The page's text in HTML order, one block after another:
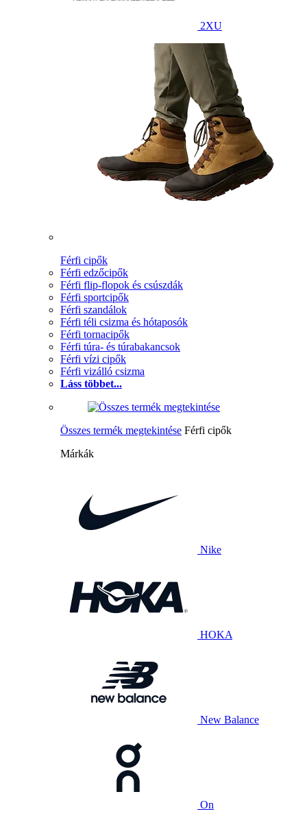
2XU
Férfi cipők
Férfi edzőcipők
Férfi flip-flopok és csúszdák
Férfi sportcipők
Férfi szandálok
Férfi téli csizma és hótaposók
Férfi tornacipők
Férfi túra- és túrabakancsok
Férfi vízi cipők
Férfi vizálló csizma
Láss többet...
Összes termék megtekintése Férfi cipők
Márkák
Nike
HOKA
New Balance
On